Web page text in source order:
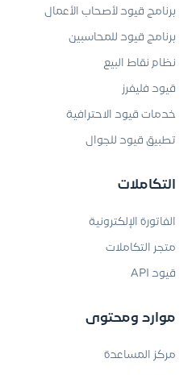
برنامج قيود لأصحاب الأعمال
برنامج قيود للمحاسبين
نظام نقاط البيع
قيود فليفرز
خدمات قيود الاحترافية
تطبيق قيود للجوال
التكاملات
الفاتورة الإلكترونية
متجر التكاملات
قيود API
موارد ومحتوى
مركز المساعدة